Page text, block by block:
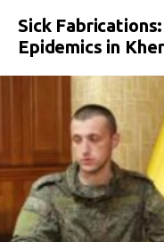
Sick
Epidemics in